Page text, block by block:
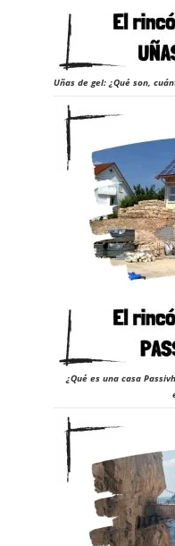
Uñas de gel: ¿Qué son,
¿Qué es una casa